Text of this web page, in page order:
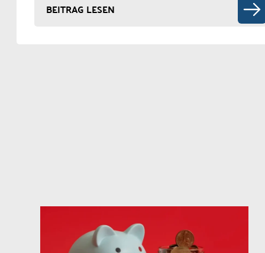
BEITRAG LESEN